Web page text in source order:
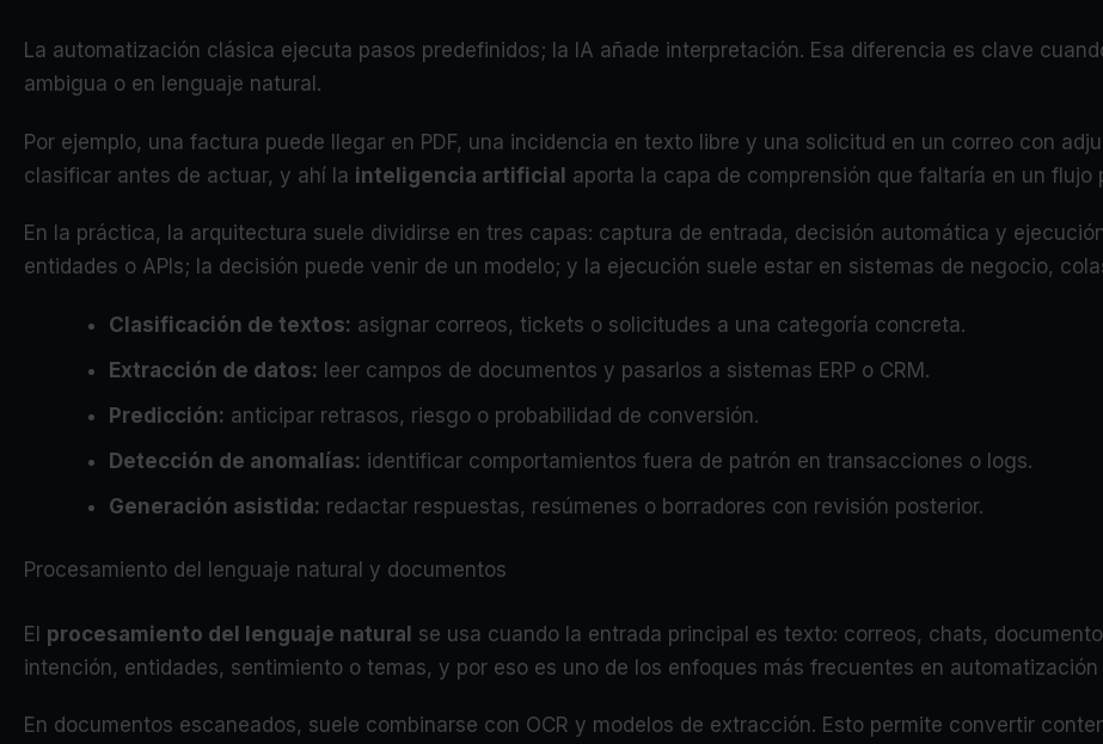
La automatización clásica ejecuta pasos predefinidos; la IA añade interpretación. Esa diferencia es clave
ambigua o en lenguaje natural.
Por ejemplo, una factura puede llegar en PDF, una incidencia en texto libre y una solicitud en un correo con
clasificar antes de actuar, y ahí la inteligencia artificial aporta la capa de comprensión que faltaría en un flujo
En la práctica, la arquitectura suele dividirse en tres capas: captura de entrada, decisión automática y
entidades o APIs; la decisión puede venir de un modelo; y la ejecución suele estar en sistemas de negocio,
Clasificación de textos: asignar correos, tickets o solicitudes a una categoría concreta.
Extracción de datos: leer campos de documentos y pasarlos a sistemas ERP o CRM.
Predicción: anticipar retrasos, riesgo o probabilidad de conversión.
Detección de anomalías: identificar comportamientos fuera de patrón en transacciones o logs.
Generación asistida: redactar respuestas, resúmenes o borradores con revisión posterior.
Procesamiento del lenguaje natural y documentos
El procesamiento del lenguaje natural se usa cuando la entrada principal es texto: correos, chats,
intención, entidades, sentimiento o temas, y por eso es uno de los enfoques más frecuentes en automatización
En documentos escaneados, suele combinarse con OCR y modelos de extracción. Esto permite convertir